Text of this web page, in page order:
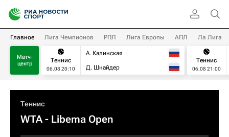
Главное Лига Чемпионов РПЛ Лига Европы АПЛ Ла Лига
Матч-
центр
Теннис
06.08 20:10
А. Калинская
Д. Шнайдер
Теннис
06.08 21:00
Теннис
WTA- Libema Open